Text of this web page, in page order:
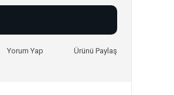
Yorum Yap Ürünü Paylaş